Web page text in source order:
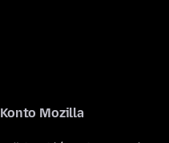
Konto Mozilla